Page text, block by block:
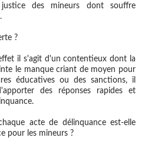
des mineurs dont souffre
?
il s'agit d'un contentieux dont la
le manque criant de moyen pour
éducatives ou des sanctions, il
des réponses rapides et
acte de délinquance est-elle
pour les mineurs ?